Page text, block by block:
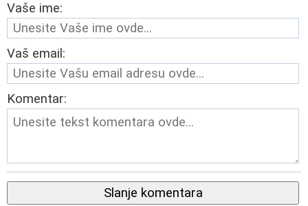
Vaše ime:
Vaš email:
Komentar:
Slanje komentara